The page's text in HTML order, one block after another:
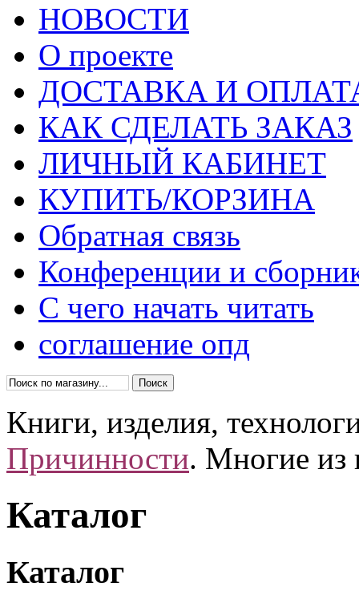
НОВОСТИ
О проекте
ДОСТАВКА И
КАК СДЕЛАТЬ ЗАКАЗ
ЛИЧНЫЙ КАБИНЕТ
КУПИТЬ/КОРЗИНА
Обратная связь
Конференции и
С чего начать читать
соглашение опд
Книги, изделия,
Причинности. Многие из
Каталог
Каталог